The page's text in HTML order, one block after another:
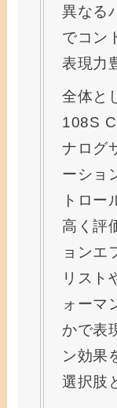
異なる
でコン
表現力
全体と
108S
ナログ
ーショ
トロー
高く評
ョンエ
リスト
ォーマ
かで表
ン効果
選択肢